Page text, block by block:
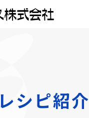
レシピ紹介